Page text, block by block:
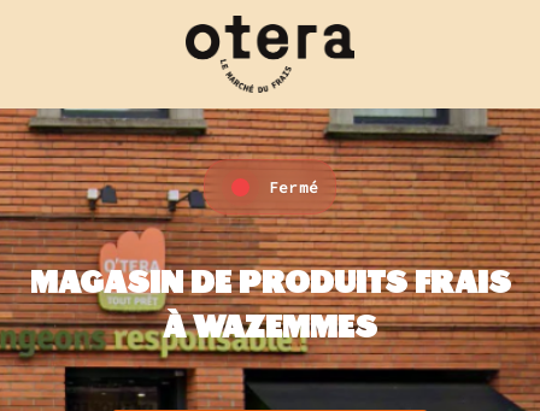
Fermé
MAGASIN DE PRODUITS FRAIS
À WAZEMMES